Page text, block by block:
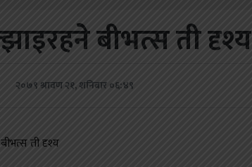
बीभत्स ती दृश्य
२०७९ श्रावण २१, शनिबार ०६:४९